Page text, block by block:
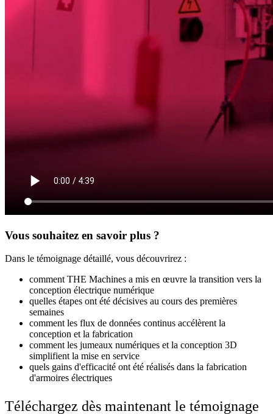
Vous souhaitez en savoir plus ?
Dans le témoignage détaillé, vous découvrirez :
comment THE Machines a mis en œuvre la transition vers la
conception électrique numérique
quelles étapes ont été décisives au cours des premières
semaines
comment les flux de données continus accélèrent la
conception et la fabrication
comment les jumeaux numériques et la conception 3D
simplifient la mise en service
quels gains d'efficacité ont été réalisés dans la fabrication
d'armoires électriques
Téléchargez dès maintenant le témoignage